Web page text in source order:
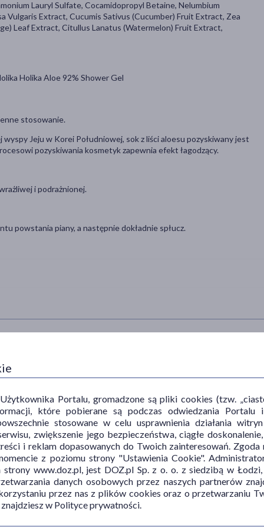
Lauryl Sulfate, Cocamidopropyl Betaine, Nelumbium
Vulgaris Extract, Cucumis Sativus (Cucumber) Fruit Extract, Zea
Leaf Extract, Citullus Lanatus (Watermelon) Fruit Extract,
Holika Aloe 92% Shower Gel
stosowanie.
Jeju w Korei Południowej, sok z liści aloesu pozyskiwany jest
pozyskiwania kosmetyk zapewnia efekt łagodzący.
i podrażnionej.
powstania piany, a następnie dokładnie spłucz.
Produkt roślinny
PORA STOSOWANIA RODZAJ SKÓRY
Portalu, gromadzone są pliki cookies (tzw.
które pobierane są podczas odwiedzania Portalu
stosowane w celu usprawnienia działania
zwiększenie jego bezpieczeństwa, ciągłe
i reklam dopasowanych do Twoich zainteresowań.
z poziomu strony "Ustawienia Cookie".
www.doz.pl, jest DOZ.pl Sp. z o. o. z siedzibą w
danych osobowych przez naszych partnerów
przez nas z plików cookies oraz o przetwarzaniu
w Polityce prywatności.